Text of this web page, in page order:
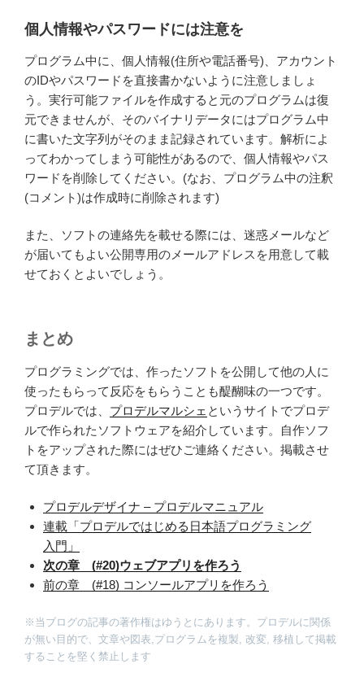
個人情報やパスワードには注意を
プログラム中に、個人情報(住所や電話番号)、アカウント
のIDやパスワードを直接書かないように注意しましょ
う。実行可能ファイルを作成すると元のプログラムは復
元できませんが、そのバイナリデータにはプログラム中
に書いた文字列がそのまま記録されています。解析によ
ってわかってしまう可能性があるので、個人情報やパス
ワードを削除してください。(なお、プログラム中の注釈
(コメント)は作成時に削除されます)
また、ソフトの連絡先を載せる際には、迷惑メールなど
が届いてもよい公開専用のメールアドレスを用意して載
せておくとよいでしょう。
まとめ
プログラミングでは、作ったソフトを公開して他の人に
使ったもらって反応をもらうことも醍醐味の一つです。
プロデルでは、 プロデルマルシェ というサイトでプロデ
ルで作られたソフトウェアを紹介しています。自作ソフ
トをアップされた際にはぜひご連絡ください。掲載させ
て頂きます。
プロデルデザイナ – プロデルマニュアル
連載「プロデルではじめる日本語プログラミング
入門」
次の章 (#20)ウェブアプリを作ろう
前の章 (#18) コンソールアプリを作ろう
※当ブログの記事の著作権はゆうとにあります。プロデルに関係
が無い目的で、文章や図表,プログラムを複製, 改変, 移植して掲載
することを堅く禁止します